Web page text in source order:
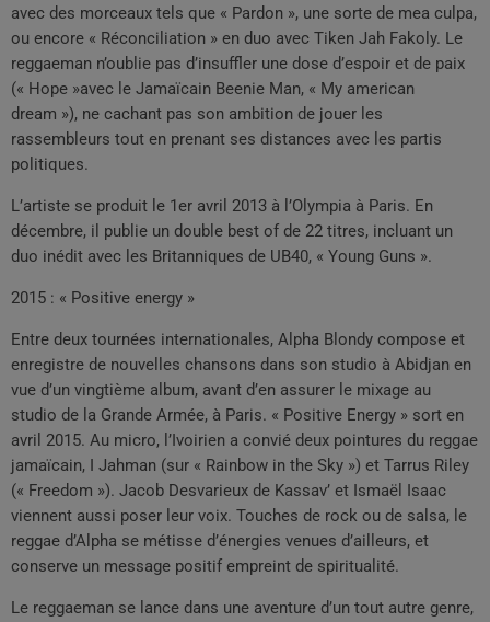
avec des morceaux tels que « Pardon », une sorte de mea culpa,
ou encore « Réconciliation » en duo avec Tiken Jah Fakoly. Le
reggaeman n’oublie pas d’insuffler une dose d’espoir et de paix
(« Hope »avec le Jamaïcain Beenie Man, « My american
dream »), ne cachant pas son ambition de jouer les
rassembleurs tout en prenant ses distances avec les partis
politiques.
L’artiste se produit le 1er avril 2013 à l’Olympia à Paris. En
décembre, il publie un double best of de 22 titres, incluant un
duo inédit avec les Britanniques de UB40, « Young Guns ».
2015 : « Positive energy »
Entre deux tournées internationales, Alpha Blondy compose et
enregistre de nouvelles chansons dans son studio à Abidjan en
vue d’un vingtième album, avant d’en assurer le mixage au
studio de la Grande Armée, à Paris. « Positive Energy » sort en
avril 2015. Au micro, l’Ivoirien a convié deux pointures du reggae
jamaïcain, I Jahman (sur « Rainbow in the Sky ») et Tarrus Riley
(« Freedom »). Jacob Desvarieux de Kassav’ et Ismaël Isaac
viennent aussi poser leur voix. Touches de rock ou de salsa, le
reggae d’Alpha se métisse d’énergies venues d’ailleurs, et
conserve un message positif empreint de spiritualité.
Le reggaeman se lance dans une aventure d’un tout autre genre,